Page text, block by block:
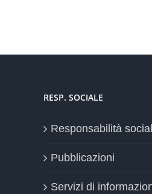
RESP. SOCIALE
Responsabilità
Pubblicazioni
Servizi di